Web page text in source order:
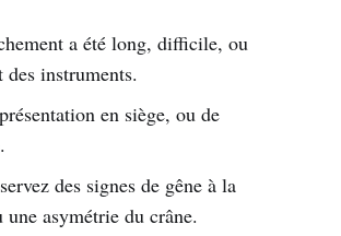
a été long, difficile, ou
des instruments.
en siège, ou de
des signes de gêne à la
asymétrie du crâne.